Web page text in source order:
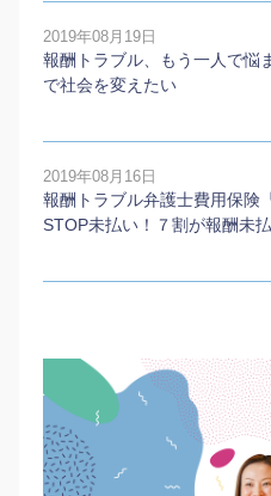
2019年08月19日
報酬トラブル、もう一人で悩
で社会を変えたい
2019年08月16日
報酬トラブル弁護士費用保険
STOP未払い！７割が報酬未